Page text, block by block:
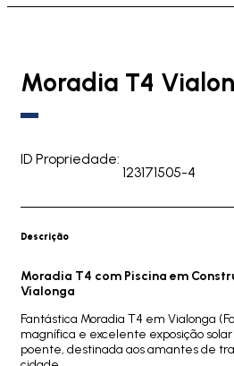
Moradia T4
ID Propriedade:
123171505-4
Descrição
Moradia T4 com Piscina em
Vialonga
Fantástica Moradia T4 em Vialonga
magnífica e excelente exposição
poente, destinada aos amantes de